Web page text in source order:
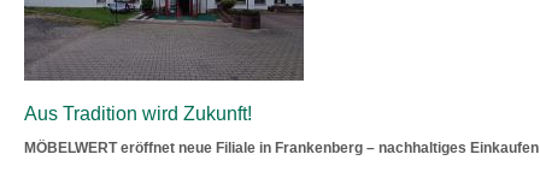
Aus Tradition wird Zukunft!
MÖBELWERT eröffnet neue Filiale in Frankenberg – nachhaltiges